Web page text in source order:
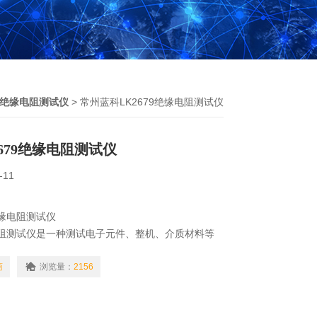
绝缘电阻测试仪 > 常州蓝科LK2679绝缘电阻测试仪
绝缘电阻测试仪
电阻测试仪
测试仪是一种测试电子元件、整机、介质材料等
检部门和实验室等的测试要求。
浏览量： 2156